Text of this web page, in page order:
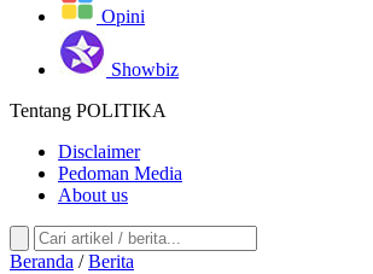
Opini
Showbiz
Tentang POLITIKA
Disclaimer
Pedoman Media
About us
Beranda / Berita